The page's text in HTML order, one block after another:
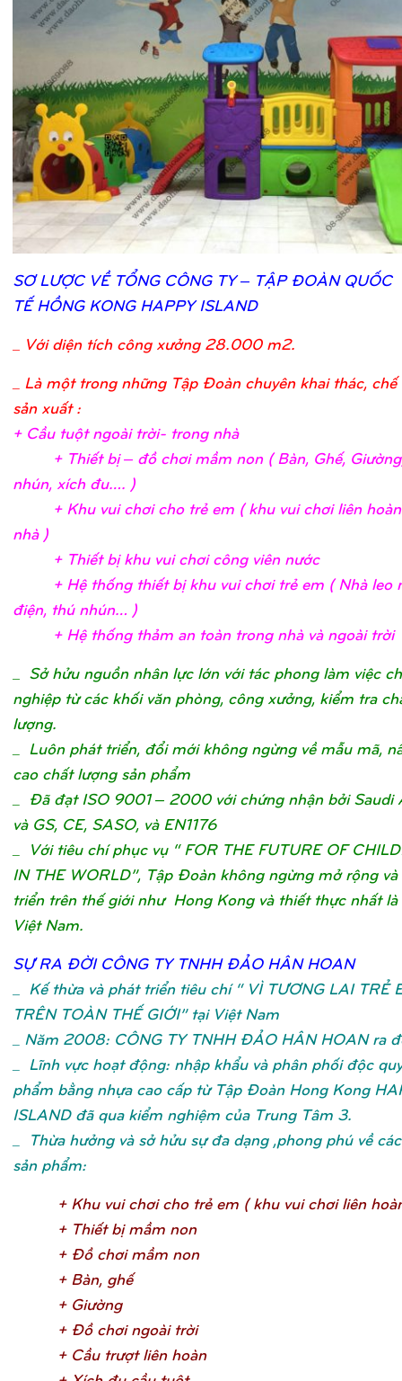
SƠLƯỢC VỀTỔNG CÔNG TY – TẬP ĐOÀN QUỐC
TẾHỒNG KONG HAPPY ISLAND
Với diện tích công xưởng 28.000 m2.
_ Là một trong những Tập Đoàn chuyên khai thác, chế
sản xuất :
+ Cầu tuột ngoài trời- trong nhà
+ Thiết bị– đồchơi mầm non ( Bàn, Ghế, Giườ
nhún, xích đu…. )
+ Khu vui chơi cho trẻem ( khu vui chơi liên
nhà )
+ Thiết bịkhu vui chơi công viên nước
+ Hệthống thiết bịkhu vui chơi trẻem ( Nhà leo
điện, thú nhún… )
+ Hệthống thảm an toàn trong nhà và ngoài trời
Sở hửu nguồn nhân lực lớn với tác phong làm việc
nghiệp từ các khối văn phòng, công xưởng, kiểm tra
lượng.
_ Luôn phát triển, đổi mới không ngừng về mẫu mã,
cao chất lượng sản phẩm
_ Đã đạt ISO 9001 – 2000 với chứng nhận bởi Saudi
và GS, CE, SASO, và EN1176
_ Với tiêu chí phục vụ “ FOR THE FUTURE OF
IN THE WORLD”, Tập Đoàn không ngừng mở rộng và
triển trên thế giới như Hong Kong và thiết thực nhất là
Việt Nam.
SỰRA ĐỜI CÔNG TY TNHH ĐẢO HÂN HOAN
Kế thừa và phát triển tiêu chí “ VÌ TƯƠNG LAI TRẺ
TRÊN TOÀN THẾ GIỚI” tại Việt Nam
_ Năm 2008: CÔNG TY TNHH ĐẢO HÂN HOAN ra
_ Lĩnh vực hoạt động: nhập khẩu và phân phối độc
phẩm bằng nhựa cao cấp từ Tập Đoàn Hong Kong
ISLAND đã qua kiểm nghiệm của Trung Tâm 3.
_ Thừa hưởng và sở hửu sự đa dạng ,phong phú về
sản phẩm:
+ Khu vui chơi cho trẻem ( khu vui chơi liên
+ Thiết bịmầm non
+ Đồchơi mầm non
+ Bàn, ghế
+ Giường
+ Đồchơi ngoài trời
+ Cầu trượt liên hoàn